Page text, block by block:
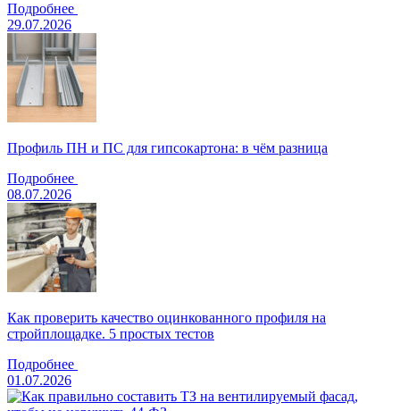
Подробнее
29.07.2026
Профиль ПН и ПС для гипсокартона: в чём разница
Подробнее
08.07.2026
Как проверить качество оцинкованного профиля на
стройплощадке. 5 простых тестов
Подробнее
01.07.2026